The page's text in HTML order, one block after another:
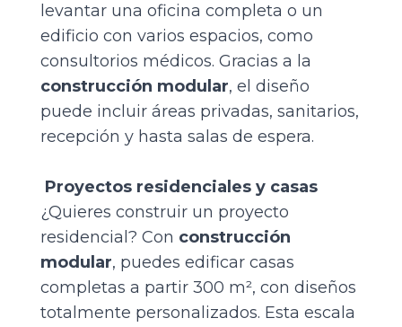
levantar una oficina completa o un
edificio con varios espacios, como
consultorios médicos. Gracias a la
construcción modular, el diseño
puede incluir áreas privadas, sanitarios,
recepción y hasta salas de espera.
Proyectos residenciales y casas
¿Quieres construir un proyecto
residencial? Con construcción
modular, puedes edificar casas
completas a partir 300 m², con diseños
totalmente personalizados. Esta escala